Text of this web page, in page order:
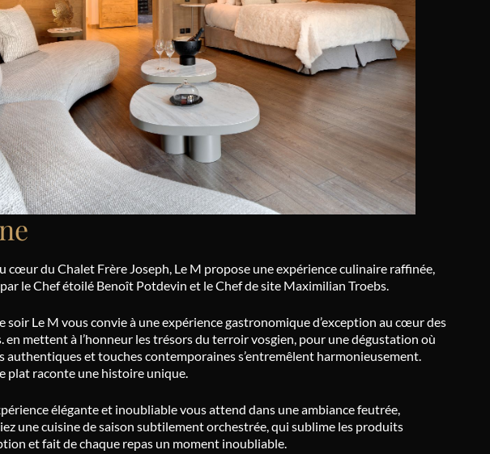
cœur du Chalet Frère Joseph, Le M propose une expérience culinaire raffinée,
le Chef étoilé Benoît Potdevin et le Chef de site Maximilian Troebs.
soir Le M vous convie à une expérience gastronomique d’exception au cœur des
en mettent à l’honneur les trésors du terroir vosgien, pour une dégustation où
authentiques et touches contemporaines s’entremêlent harmonieusement.
plat raconte une histoire unique.
élégante et inoubliable vous attend dans une ambiance feutrée,
une cuisine de saison subtilement orchestrée, qui sublime les produits
et fait de chaque repas un moment inoubliable.